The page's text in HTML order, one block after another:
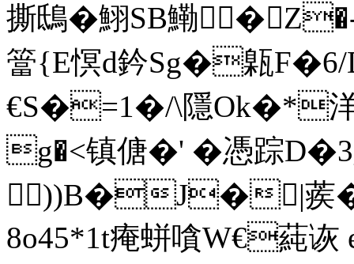
撕鴟�鮙SB鰳
簹{E慏d鈐Sg�甈F�6/
€S�=1�/\隱Ok�*洋
g�<镇傏�' �憑 踪
))B�J�|蒺
8o45*1t痷蛢嗿W€蒓诙